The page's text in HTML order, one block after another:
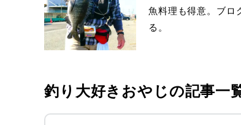
魚料理も得意。ブロ
る。
釣り大好きおやじの記事一